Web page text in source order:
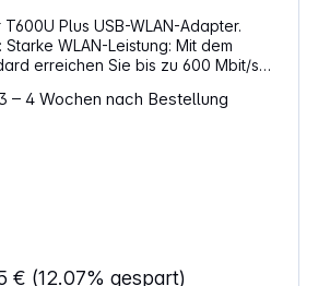
T600U Plus USB-WLAN-Adapter.
erreichen Sie bis zu 600 Mbit/s
und 200 Mbit/s auf 2,4GHz)
im Dualband: Nutzen Sie das 2.4
5 dBi WLAN-
802.11b/g/n 2.4 GHz, IEEE
600
– 4 Wochen nach Bestellung
€ (12.07% gespart)